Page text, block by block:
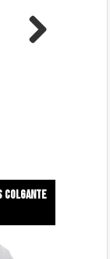
colgante